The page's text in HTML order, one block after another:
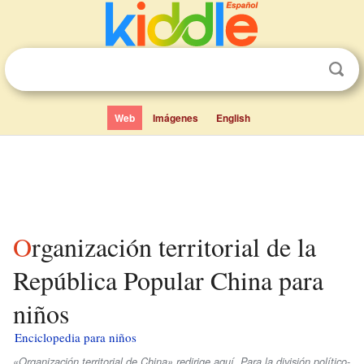
Web Imágenes English
Organización territorial de la
República Popular China para
niños
Enciclopedia para niños